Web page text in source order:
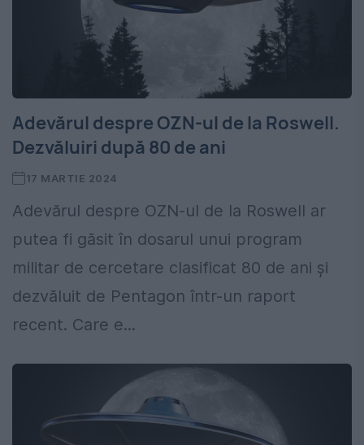
Adevărul despre OZN-ul de la Roswell.
Dezvăluiri după 80 de ani
17 MARTIE 2024
Adevărul despre OZN-ul de la Roswell ar
putea fi găsit în dosarul unui program
militar de cercetare clasificat 80 de ani și
dezvăluit de Pentagon într-un raport
recent. Care e...